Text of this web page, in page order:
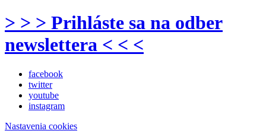
> > > Prihláste sa na odber
newslettera < < <
facebook
twitter
youtube
instagram
Nastavenia cookies